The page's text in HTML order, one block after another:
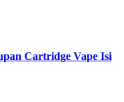
Cartridge Vape Isi